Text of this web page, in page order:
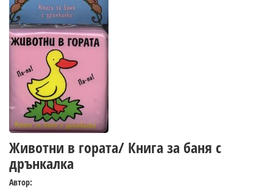
Животни в гората/ Книга за баня с
дрънкалка
Автор: